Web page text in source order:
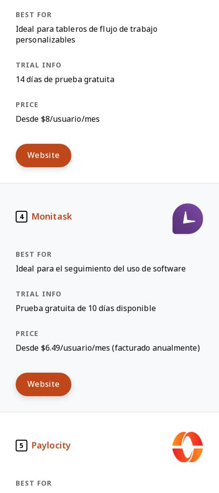
Ideal para tableros de flujo de trabajo
personalizables
14 días de prueba gratuita
Desde $8/usuario/mes
Website
4 Monitask
Ideal para el seguimiento del uso de software
Prueba gratuita de 10 días disponible
Desde $6.49/usuario/mes (facturado anualmente)
Website
5 Paylocity